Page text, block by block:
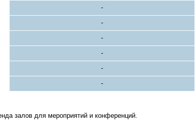
-
-
-
-
-
-
залов для мероприятий и конференций.